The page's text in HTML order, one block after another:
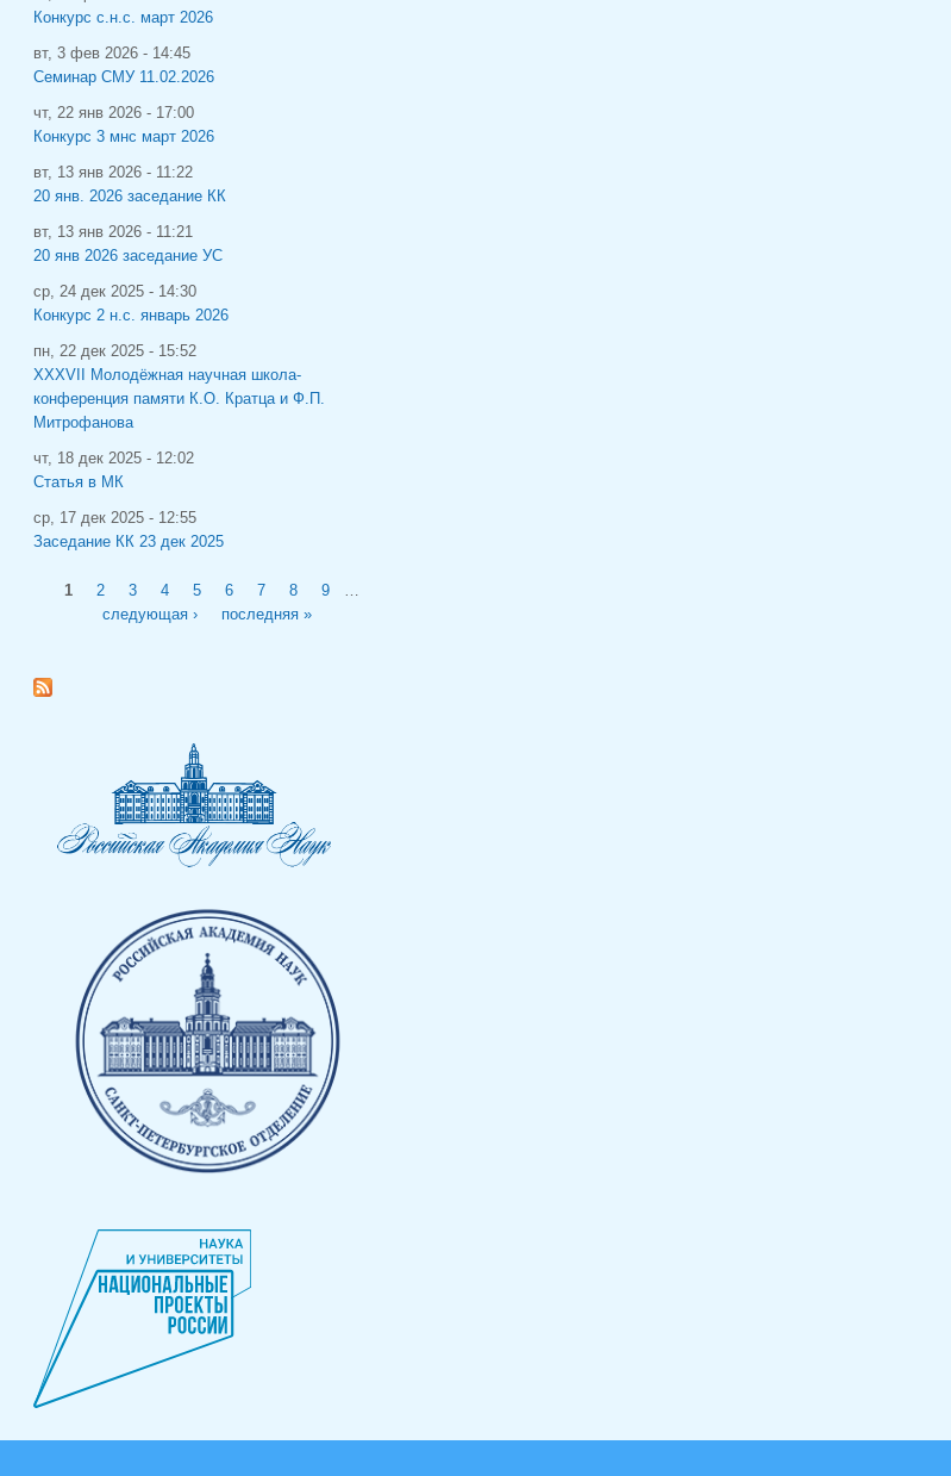
Конкурс с.н.с. март 2026
вт, 3 фев 2026 - 14:45
Семинар СМУ 11.02.2026
чт, 22 янв 2026 - 17:00
Конкурс 3 мнс март 2026
вт, 13 янв 2026 - 11:22
20 янв. 2026 заседание КК
вт, 13 янв 2026 - 11:21
20 янв 2026 заседание УС
ср, 24 дек 2025 - 14:30
Конкурс 2 н.с. январь 2026
пн, 22 дек 2025 - 15:52
XXXVII Молодёжная научная школа-
конференция памяти К.О. Кратца и Ф.П.
Митрофанова
чт, 18 дек 2025 - 12:02
Статья в МК
ср, 17 дек 2025 - 12:55
Заседание КК 23 дек 2025
Страницы
1 2 3 4 5 6 7 8 9
следующая ›
последняя »